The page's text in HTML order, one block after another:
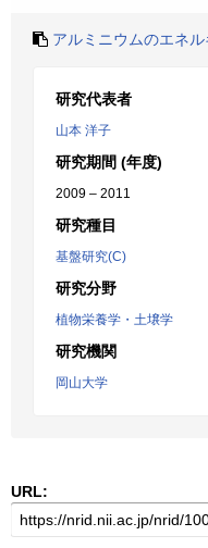
アルミニウムのエネ
研究代表者
山本 洋子
研究期間 (年度)
2009 – 2011
研究種目
基盤研究(C)
研究分野
植物栄養学・土壌学
研究機関
岡山大学
URL: